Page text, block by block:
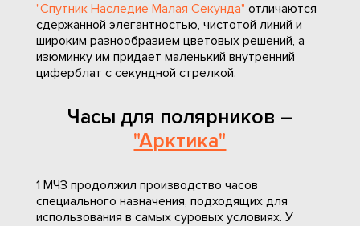
"Спутник Наследие Малая Секунда" отличаются
сдержанной элегантностью, чистотой линий и
широким разнообразием цветовых решений, а
изюминку им придает маленький внутренний
циферблат с секундной стрелкой.
Часы для полярников –
"Арктика"
1 МЧЗ продолжил производство часов
специального назначения, подходящих для
использования в самых суровых условиях. У